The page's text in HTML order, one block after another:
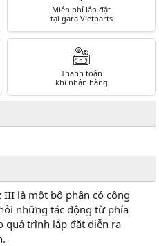
Miễn phí lắp đặt
tại gara Vietparts
Thanh toán
khi nhận hàng
là một bộ phận có công
những tác động từ phía
quá trình lắp đặt diễn ra